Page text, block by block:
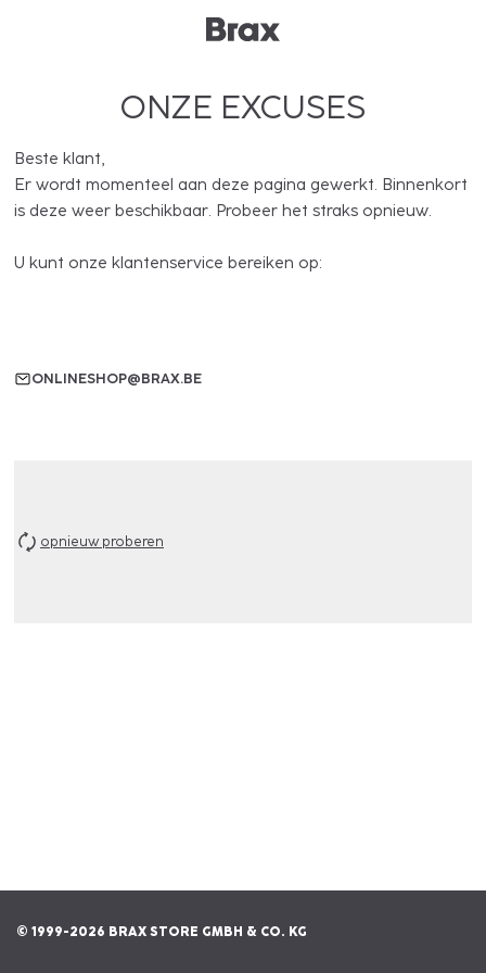
ONZE EXCUSES
Beste klant,
Er wordt momenteel aan deze pagina gewerkt. Binnenkort
is deze weer beschikbaar. Probeer het straks opnieuw.
U kunt onze klantenservice bereiken op:
ONLINESHOP@BRAX.BE
opnieuw proberen
© 1999-2026 BRAX STORE GMBH & CO. KG